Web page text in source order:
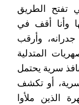
تفتح الطريق
وأنا أقف في
وأرقب
المتدلية
سرية يحتمل
أو تكشف
الذين ملأوا